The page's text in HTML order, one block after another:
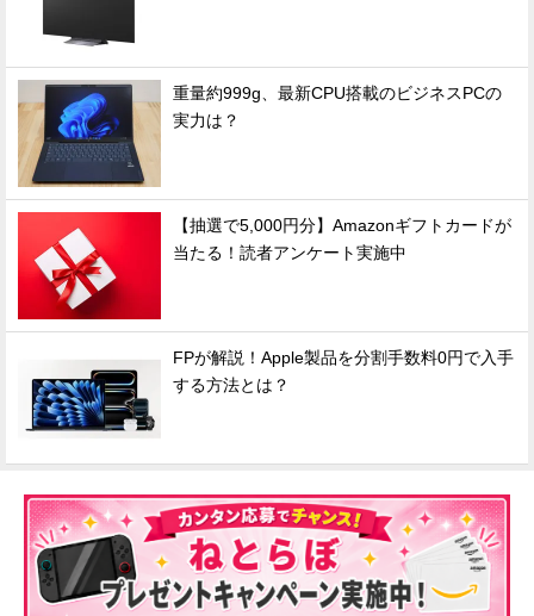
重量約999g、最新CPU搭載のビジネスPCの
実力は？
【抽選で5,000円分】Amazonギフトカードが
当たる！読者アンケート実施中
FPが解説！Apple製品を分割手数料0円で入手
する方法とは？